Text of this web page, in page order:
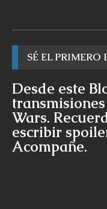
SÉ EL PRIMERO
Desde este
Wars.
escribir
Acompañe.